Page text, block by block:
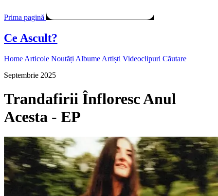
Prima pagină
Ce Ascult?
Home Articole Noutăți Albume Artiști Videoclipuri Căutare
Septembrie 2025
Trandafirii Înfloresc Anul
Acesta - EP
Pagina externă
Pagina externă
Pagina externă
Pagina externă